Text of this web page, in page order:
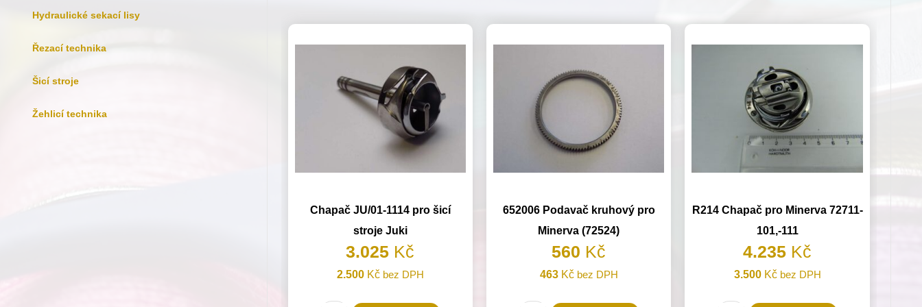
Hydraulické sekací lisy
Řezací technika
Šicí stroje
Žehlicí technika
Chapač JU/01-1114 pro šicí
stroje Juki
3.025 Kč
2.500 Kčbez DPH
652006 Podavač kruhový pro
Minerva (72524)
560 Kč
463 Kčbez DPH
R214 Chapač pro Minerva 72711-
101,-111
4.235 Kč
3.500 Kčbez DPH